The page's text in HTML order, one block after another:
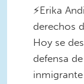
⚡️Erika
derechos
Hoy se
defensa